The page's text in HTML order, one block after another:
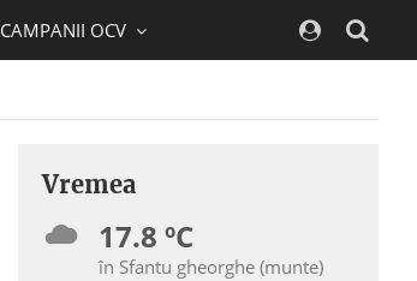
CAMPANII OCV
Vremea
17.8 ºC
în Sfantu gheorghe (munte)